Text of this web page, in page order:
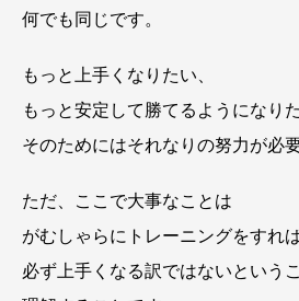
何でも同じです。
もっと上手くなりたい、
もっと安定して勝てるようになりた
そのためにはそれなりの努力が必
ただ、ここで大事なことは
がむしゃらにトレーニングをすれ
必ず上手くなる訳ではないという